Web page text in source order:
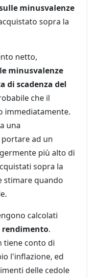
minusvalenze
sopra la
netto,
minusvalenze
di scadenza del
che il
immediatamente.
una
ad un
più alto di
sopra la
stimare quando
calcolati
.
tiene conto di
l'inflazione, ed
delle cedole